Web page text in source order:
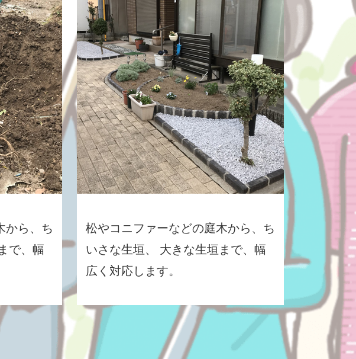
から、ち
で、幅
松やコニファーなどの庭木から、ち
いさな生垣、 大きな生垣まで、幅
広く対応します。